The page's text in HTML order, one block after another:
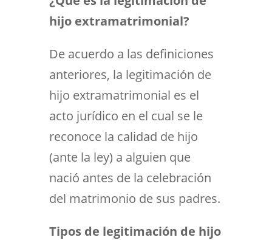
hijo extramatrimonial?
De acuerdo a las definiciones
anteriores, la legitimación de
hijo extramatrimonial es el
acto jurídico en el cual se le
reconoce la calidad de hijo
(ante la ley) a alguien que
nació antes de la celebración
del matrimonio de sus padres.
Tipos de legitimación de hijo